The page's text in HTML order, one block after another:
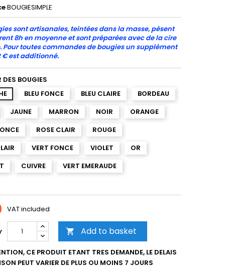
BOUGIESIMPLE
sont artisanales, teintées dans la masse, pèsent
8h en moyenne et sont préparées avec de la cire
Pour toutes commandes de bougies un supplément
€ est additionné.
DES BOUGIES
BLEU FONCE BLEU CLAIRE
BORDEAU
JAUNE MARRON NOIR
ORANGE
ROSE CLAIR
ROUGE
VERT FONCE VIOLET
OR
CUIVRE VERT EMERAUDE
VAT included
 Add to basket
CE PRODUIT ETANT TRES DEMANDE, LE DELAIS
PEUT VARIER DE PLUS OU MOINS 7 JOURS